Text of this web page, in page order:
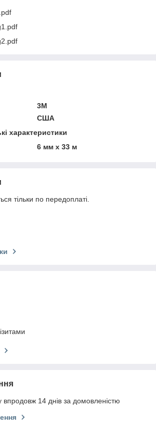
3М
США
характеристики
6 мм х 33 м
тільки по передоплаті.
14 днів за домовленістю